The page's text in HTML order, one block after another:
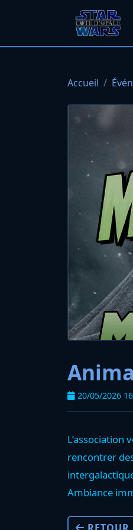
Accueil
20/05/2026
L’association
rencontrer
Ambiance